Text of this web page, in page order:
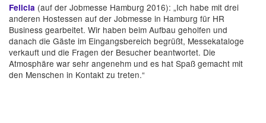
Felicia (auf der Jobmesse Hamburg 2016): „Ich habe mit drei
anderen Hostessen auf der Jobmesse in Hamburg für HR
Business gearbeitet. Wir haben beim Aufbau geholfen und
danach die Gäste im Eingangsbereich begrüßt, Messekataloge
verkauft und die Fragen der Besucher beantwortet. Die
Atmosphäre war sehr angenehm und es hat Spaß gemacht mit
den Menschen in Kontakt zu treten.“